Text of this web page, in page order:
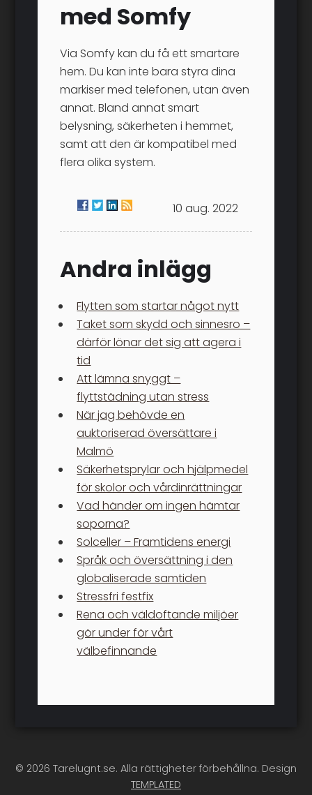
med Somfy
Via Somfy kan du få ett smartare
hem. Du kan inte bara styra dina
markiser med telefonen, utan även
annat. Bland annat smart
belysning, säkerheten i hemmet,
samt att den är kompatibel med
flera olika system.
10 aug. 2022
Andra inlägg
Flytten som startar något nytt
Taket som skydd och sinnesro –
därför lönar det sig att agera i
tid
Att lämna snyggt –
flyttstädning utan stress
När jag behövde en
auktoriserad översättare i
Malmö
Säkerhetsprylar och hjälpmedel
för skolor och vårdinrättningar
Vad händer om ingen hämtar
soporna?
Solceller – Framtidens energi
Språk och översättning i den
globaliserade samtiden
Stressfri festfix
Rena och väldoftande miljöer
gör under för vårt
välbefinnande
© 2026 Tarelugnt.se. Alla rättigheter förbehållna. Design
TEMPLATED